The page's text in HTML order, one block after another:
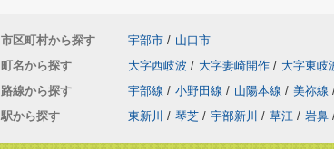
市区町村から探す 宇部市 / 山口市
町名から探す
大字西岐波 / 大字妻崎開作 / 大字東岐
路線から探す
宇部線 / 小野田線 / 山陽本線 / 美祢線
駅から探す
東新川 / 琴芝 / 宇部新川 / 草江 / 岩鼻